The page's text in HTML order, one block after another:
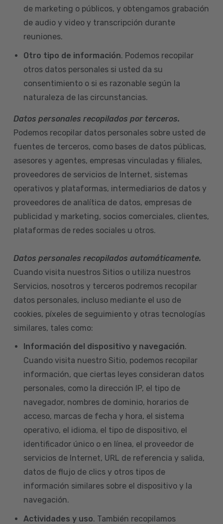
de marketing o públicos, y obtengamos grabación
de audio y video y transcripción durante
reuniones.
Otro tipo de información. Podemos recopilar
otros datos personales si usted da su
consentimiento o si es razonable según la
naturaleza de las circunstancias.
Datos personales recopilados por terceros.
Podemos recopilar datos personales sobre usted de
fuentes de terceros, como bases de datos públicas,
asesores y agentes, empresas vinculadas y filiales,
proveedores de servicios de Internet, sistemas
operativos y plataformas, intermediarios de datos y
proveedores de analítica de datos, empresas de
publicidad y marketing, socios comerciales, clientes,
plataformas de redes sociales u otros.
Datos personales recopilados automáticamente.
Cuando visita nuestros Sitios o utiliza nuestros
Servicios, nosotros y terceros podremos recopilar
datos personales, incluso mediante el uso de
cookies, píxeles de seguimiento y otras tecnologías
similares, tales como:
Información del dispositivo y navegación.
Cuando visita nuestro Sitio, podemos recopilar
información, que ciertas leyes consideran datos
personales, como la dirección IP, el tipo de
navegador, nombres de dominio, horarios de
acceso, marcas de fecha y hora, el sistema
operativo, el idioma, el tipo de dispositivo, el
identificador único o en línea, el proveedor de
servicios de Internet, URL de referencia y salida,
datos de flujo de clics y otros tipos de
información similares sobre el dispositivo y la
navegación.
Actividades y uso. También recopilamos